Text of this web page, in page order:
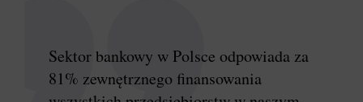
Sektor bankowy w Polsce odpowiada za
81% zewnętrznego finansowania